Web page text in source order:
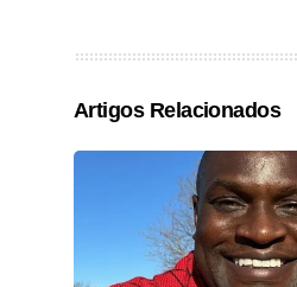
Artigos Relacionados